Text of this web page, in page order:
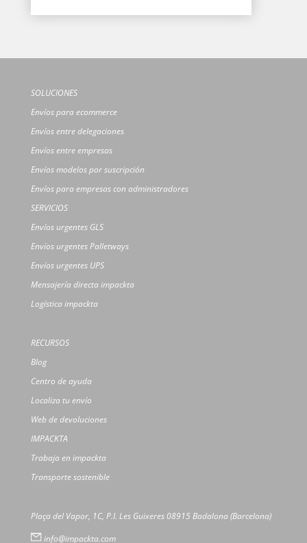
SOLUCIONES
Envíos para ecommerce
Envíos entre delegaciones
Envíos entre empresas
Envíos modelos por suscripción
Envíos para empresas con administradores
SERVICIOS
Envíos urgentes GLS
Envíos urgentes Palletways
Envíos urgentes UPS
Mensajería directa impackta
Logística impackta
RECURSOS
Blog
Centro de ayuda
Localiza tu envío
Web de devoluciones
IMPACKTA
Trabaja en impackta
Transporte sostenible
Plaça del Vapor, 1C, P.I. Les Guixeres 08915 Badalona (Barcelona)
info@impackta.com